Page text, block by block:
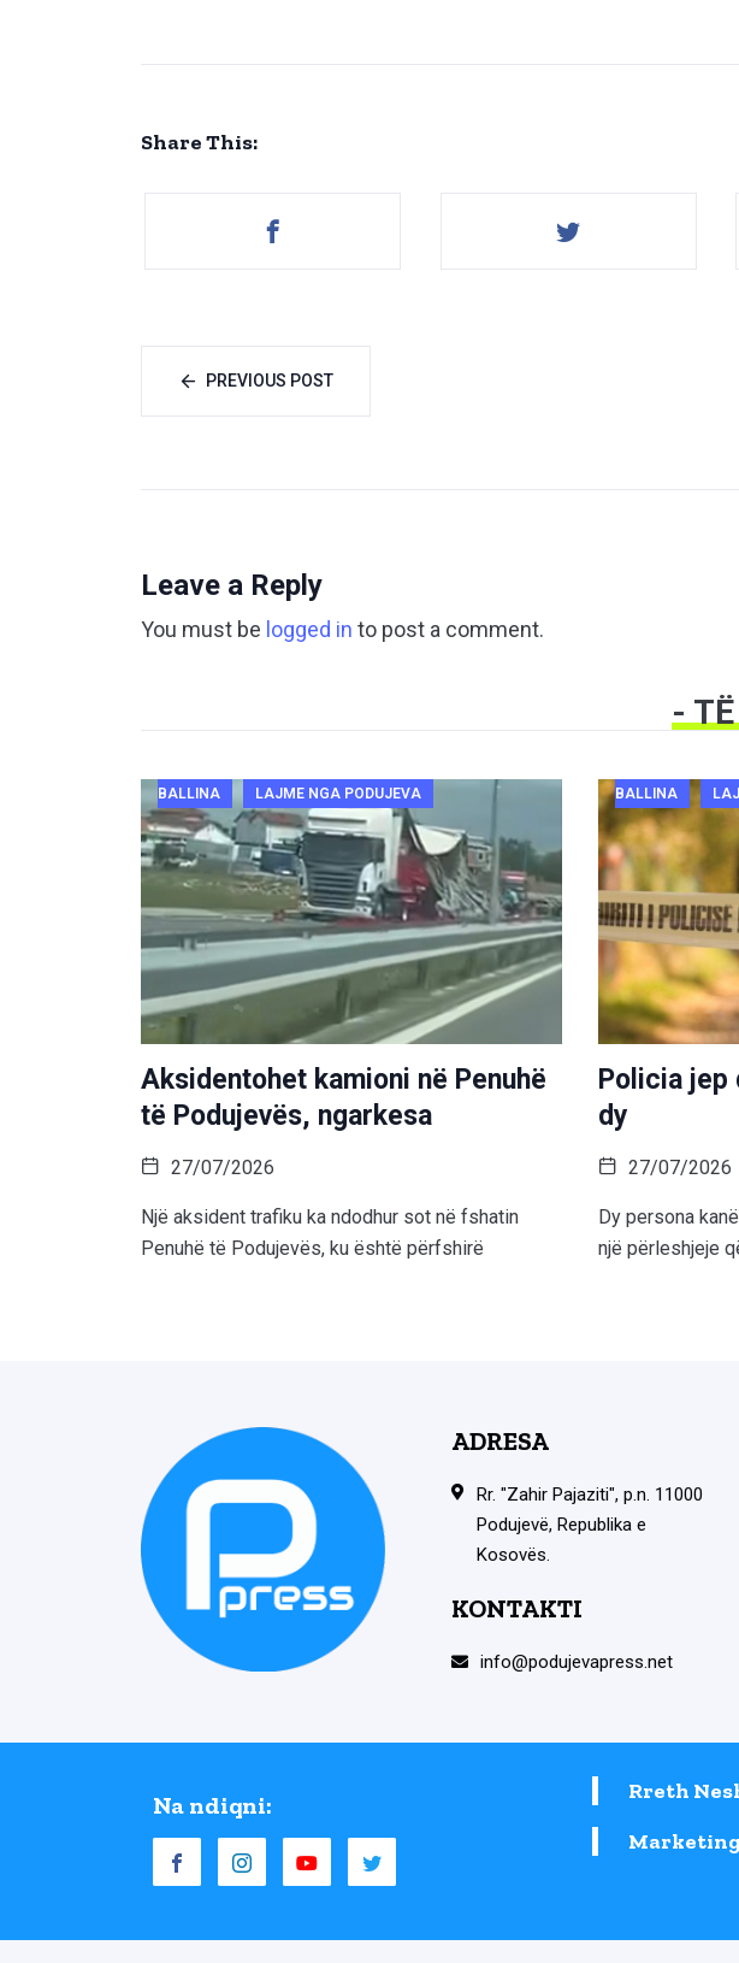
Share This:
PREVIOUS POST
Leave a Reply
You must be logged in to post a comment.
-
BALLINA LAJME NGA PODUJEVA
Aksidentohet kamioni në Penuhë
të Podujevës, ngarkesa
27/07/2026
Një aksident trafiku ka ndodhur sot në fshatin
Penuhë të Podujevës, ku është përfshirë
BALLINA
Policia jep
dy
27/07/2026
Dy persona
një përleshjeje
ADRESA
Rr. "Zahir Pajaziti", p.n. 11000
Podujevë, Republika e
Kosovës.
KONTAKTI
info@podujevapress.net
Na ndiqni:
Rreth
Marketing